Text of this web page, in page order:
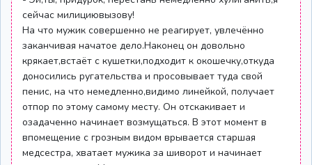
сейчас милициювызову!
На что мужик совершенно не реагирует, увлечённо
заканчивая начатое дело.Наконец он довольно
крякает,встаёт с кушетки,подходит к окошечку,откуда
доносились ругательства и просовывает туда свой
пенис, на что немедленно,видимо линейкой, получает
отпор по этому самому месту. Он отскакивает и
озадаченно начинает возмущаться. В этот момент в
впомещение с грозным видом врывается старшая
медсестра, хватает мужика за шиворот и начинает